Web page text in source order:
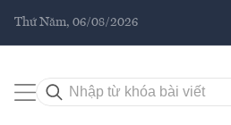
Thứ Năm, 06/08/2026